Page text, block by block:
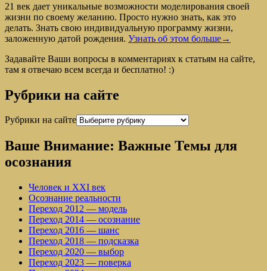
21 век дает уникальные возможности моделирования своей
жизни по своему желанию. Просто нужно знать, как это
делать. Знать свою индивидуальную программу жизни,
заложенную датой рождения. Узнать об этом больше→
Задавайте Ваши вопросы в комментариях к статьям на сайте,
там я отвечаю всем всегда и бесплатно! :)
Рубрики на сайте
Рубрики на сайте
Ваше Внимание: Важные Темы для
осознания
Человек и XXI век
Осознание реальности
Переход 2012 — модель
Переход 2014 — осознание
Переход 2016 — шанс
Переход 2018 — подсказка
Переход 2020 — выбор
Переход 2023 — поверка